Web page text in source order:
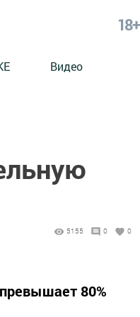
18+
Видео
5155 0 0
80%